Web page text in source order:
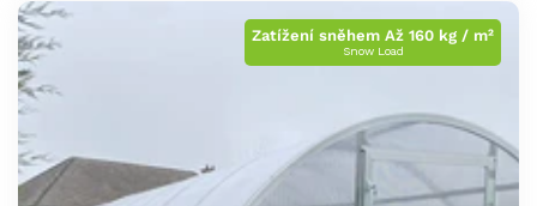
Zatížení sněhem Až 160 kg / m²
Snow Load